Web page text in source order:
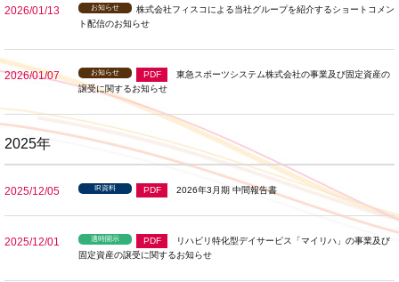
2026/01/13 お知らせ
株式会社フィスコによる当社グループを紹介するショートコメン
ト配信のお知らせ
2026/01/07 お知らせ PDF
東急スポーツシステム株式会社の事業及び固定資産の
譲受に関するお知らせ
2025年
2025/12/05 IR資料 PDF 2026年3月期 中間報告書
2025/12/01 適時開示 PDF
リハビリ特化型デイサービス「マイリハ」の事業及び
固定資産の譲受に関するお知らせ